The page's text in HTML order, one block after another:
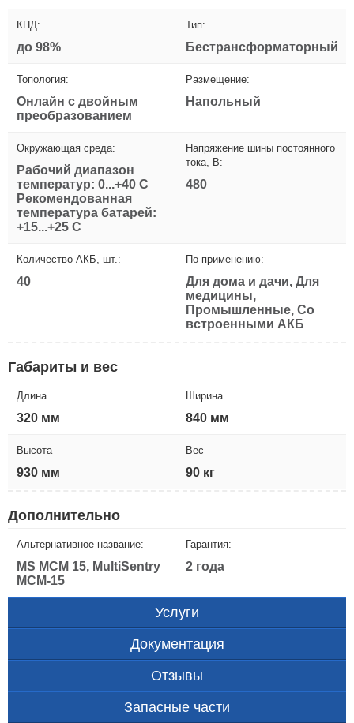
КПД:
до 98%
Тип:
Бестрансформаторный
Топология:
Онлайн с двойным
преобразованием
Размещение:
Напольный
Окружающая среда:
Рабочий диапазон
температур: 0...+40 С
Рекомендованная
температура батарей:
+15...+25 С
Напряжение шины постоянного
тока, В:
480
Количество АКБ, шт.:
40
По применению:
Для дома и дачи, Для
медицины,
Промышленные, Со
встроенными АКБ
Габариты и вес
Длина
320 мм
Ширина
840 мм
Высота
930 мм
Вес
90 кг
Дополнительно
Альтернативное название:
MS MCM 15, MultiSentry
MCM-15
Гарантия:
2 года
Услуги
Документация
Отзывы
Запасные части